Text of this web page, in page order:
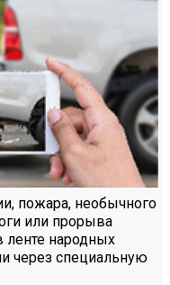
пожара, необычного
или прорыва
ленте народных
через специальную